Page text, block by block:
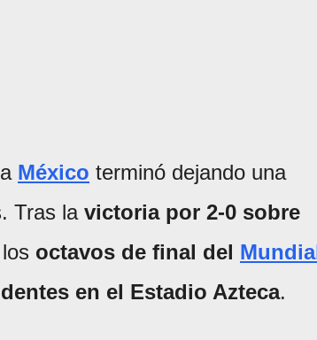
México terminó dejando una
Tras la victoria por 2-0 sobre
octavos de final del
en el Estadio Azteca.